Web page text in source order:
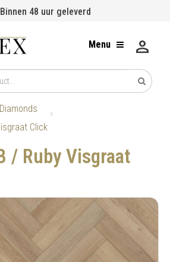
Binnen 48 uur geleverd
Menu person
Diamonds
Click
/ Ruby Visgraat